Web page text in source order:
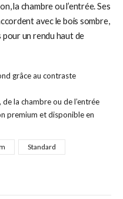
la chambre ou l’entrée. Ses
avec le bois sombre,
un rendu haut de
grâce au contraste
la chambre ou de l’entrée
premium et disponible en
Standard